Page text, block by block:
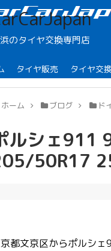
のタイヤ交換専門店
タイヤ販売 タイヤ交
ホーム ブログ ド
ルシェ911
50R17
都文京区からポルシェ